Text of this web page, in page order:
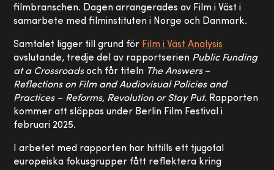
filmbranschen. Dagen arrangerades av Film i Väst i
samarbete med filminstituten i Norge och Danmark.
Samtalet ligger till grund för Film i Väst Analysis
avslutande, tredje del av rapportserien Public Funding
at a Crossroadsoch får titeln The Answers–
Reflections on Film and Audiovisual Policies and
Practices – Reforms, Revolution or Stay Put. Rapporten
kommer att släppas under Berlin Film Festival i
februari 2025.
I arbetet med rapporten har hittills ett tjugotal
europeiska fokusgrupper fått reflektera kring